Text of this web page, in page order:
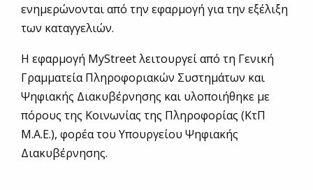
ενημερώνονται από την εφαρμογή για την εξέλιξη
των καταγγελιών.
Η εφαρμογή MyStreet λειτουργεί από τη Γενική
Γραμματεία Πληροφοριακών Συστημάτων και
Ψηφιακής Διακυβέρνησης και υλοποιήθηκε με
πόρους της Κοινωνίας της Πληροφορίας (ΚτΠ
Μ.Α.Ε.), φορέα του Υπουργείου Ψηφιακής
Διακυβέρνησης.